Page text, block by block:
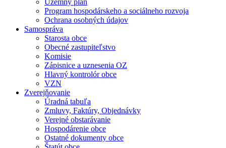
Územný plán
Program hospodárskeho a sociálneho rozvoja
Ochrana osobných údajov
Samospráva
Starosta obce
Obecné zastupiteľstvo
Komisie
Zápisnice a uznesenia OZ
Hlavný kontrolór obce
VZN
Zverejňovanie
Úradná tabuľa
Zmluvy, Faktúry, Objednávky
Verejné obstarávanie
Hospodárenie obce
Ostatné dokumenty obce